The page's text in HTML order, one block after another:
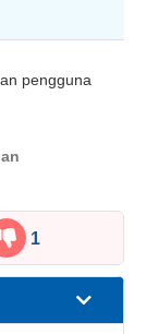
pengguna
1